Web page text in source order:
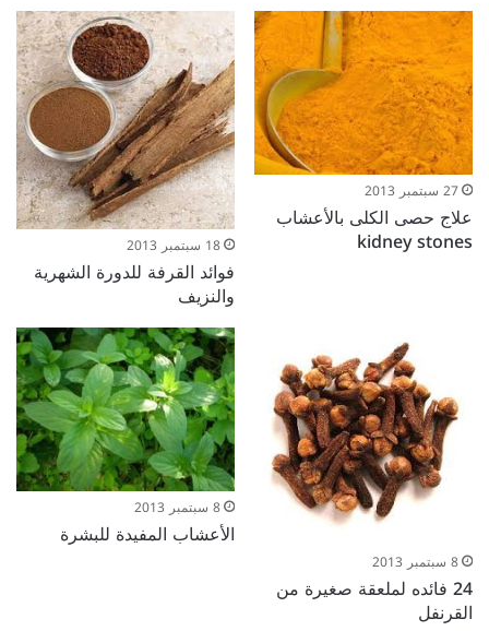
27 سبتمبر 2013
علاج حصى الكلى بالأعشاب
kidney stones 18 سبتمبر 2013
فوائد القرفة للدورة الشهرية
والنزيف
8 سبتمبر 2013
24 فائده لملعقة صغيرة من
القرنفل
8 سبتمبر 2013
الأعشاب المفيدة للبشرة